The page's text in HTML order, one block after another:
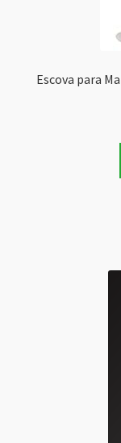
Escova para